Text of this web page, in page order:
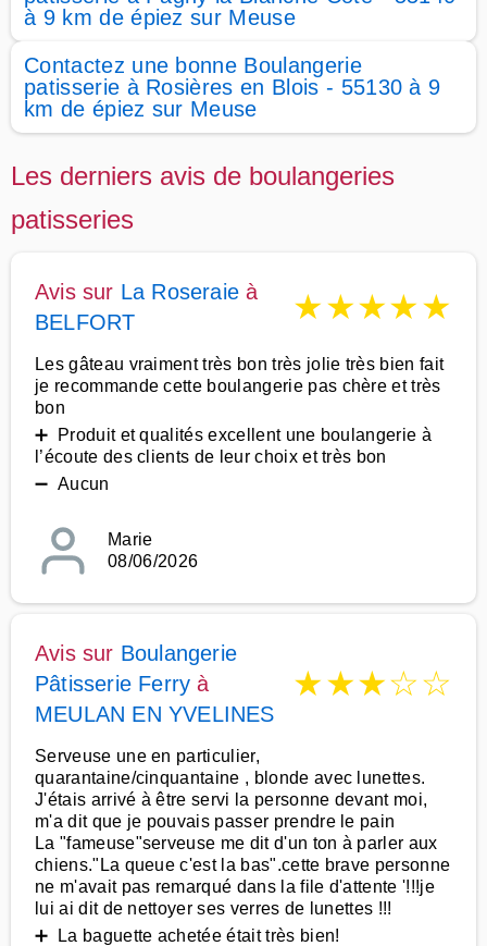
à 9 km de épiez sur Meuse
Contactez une bonne Boulangerie
patisserie à Rosières en Blois - 55130 à 9
km de épiez sur Meuse
Les derniers avis de boulangeries
patisseries
Avis sur La Roseraie à
BELFORT
★★★★★
Les gâteau vraiment très bon très jolie très bien fait
je recommande cette boulangerie pas chère et très
bon
➕ Produit et qualités excellent une boulangerie à
l’écoute des clients de leur choix et très bon
➖ Aucun
Marie
08/06/2026
Avis sur Boulangerie
Pâtisserie Ferry à
MEULAN EN YVELINES
★★★☆☆
Serveuse une en particulier,
quarantaine/cinquantaine , blonde avec lunettes.
J'étais arrivé à être servi la personne devant moi,
m'a dit que je pouvais passer prendre le pain
La "fameuse"serveuse me dit d'un ton à parler aux
chiens."La queue c'est la bas".cette brave personne
ne m'avait pas remarqué dans la file d'attente '!!!je
lui ai dit de nettoyer ses verres de lunettes !!!
➕ La baguette achetée était très bien!